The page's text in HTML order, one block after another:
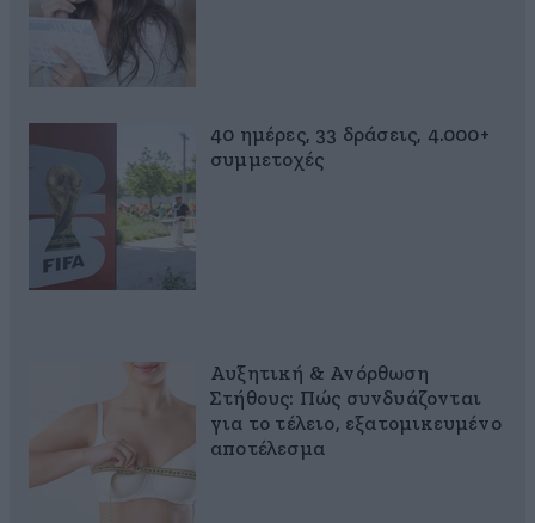
40 ημέρες, 33 δράσεις, 4.000+
συμμετοχές
Αυξητική & Ανόρθωση
Στήθους: Πώς συνδυάζονται
για το τέλειο, εξατομικευμένο
αποτέλεσμα